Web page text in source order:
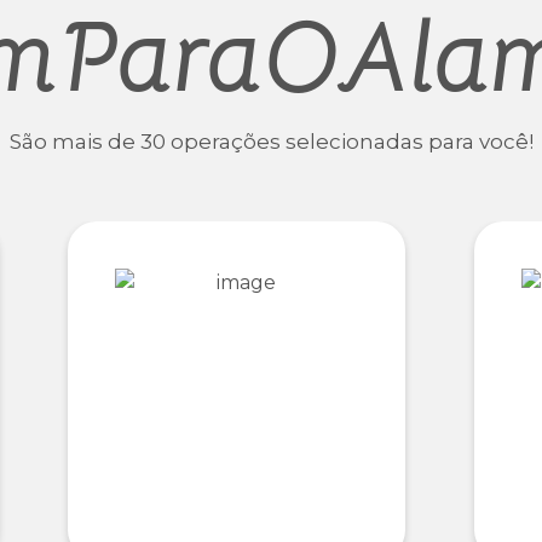
São mais de 30 operações selecionadas para você!